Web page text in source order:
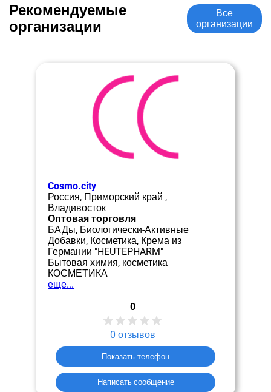
Рекомендуемые
организации
Все
организации
Cosmo.city
Россия, Приморский край ,
Владивосток
Оптовая торговля
БАДы, Биологически-Активные
Добавки, Косметика, Крема из
Германии "HEUTEPHARM"
Бытовая химия, косметика
КОСМЕТИКА
еще...
0
0 отзывов
Показать телефон
Написать сообщение